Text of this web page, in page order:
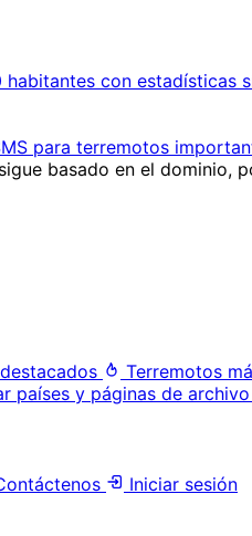
con estadísticas
para terremotos
basado en el dominio,
Terremotos
países y páginas de archivo
Iniciar sesión